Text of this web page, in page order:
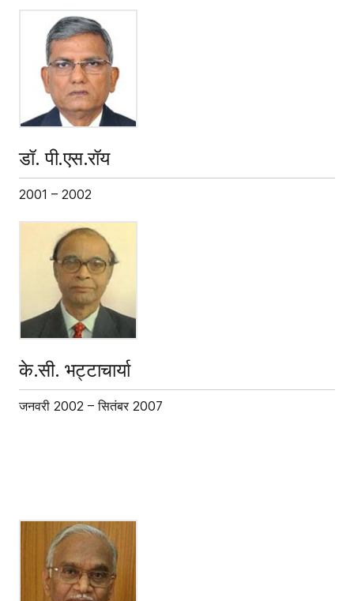
डॉ. पी.एस.रॉय
2001 – 2002
के.सी. भट्टाचार्या
जनवरी 2002 – सितंबर 2007